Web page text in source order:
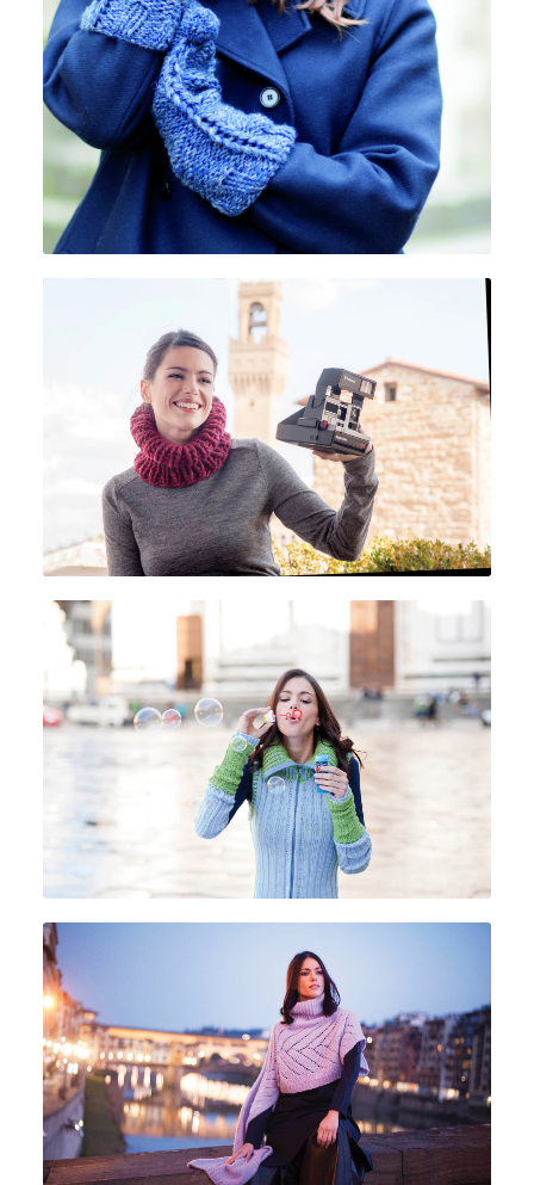
PERULANA
DOLCE 120 + DOLCE 85
MONNALISA